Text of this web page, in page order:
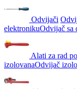
Odvijači
elektronikuOdvijač sa
Alati za rad
izolovanaOdvijač